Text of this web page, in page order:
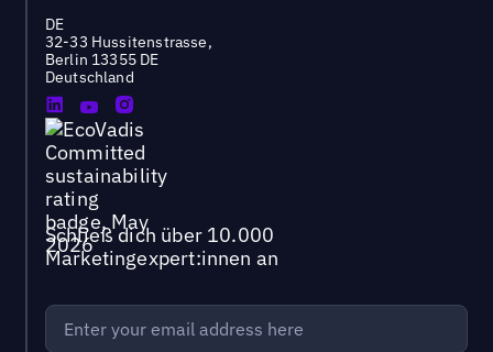
DE
32-33 Hussitenstrasse,
Berlin 13355 DE
Deutschland
Schließ dich über 10.000
Marketingexpert:innen an